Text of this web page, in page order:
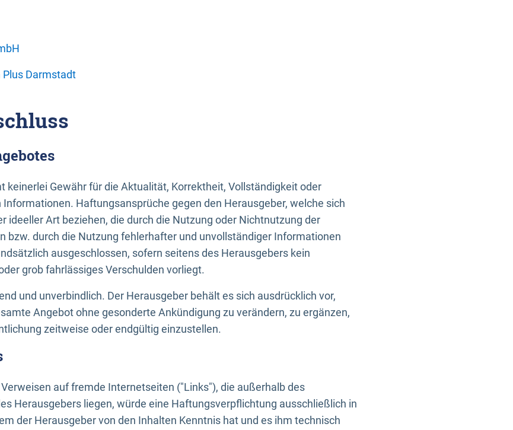
Plus Darmstadt
keinerlei Gewähr für die Aktualität, Korrektheit, Vollständigkeit oder
Haftungsansprüche gegen den Herausgeber, welche sich
ideeller Art beziehen, die durch die Nutzung oder Nichtnutzung der
bzw. durch die Nutzung fehlerhafter und unvollständiger Informationen
ausgeschlossen, sofern seitens des Herausgebers kein
grob fahrlässiges Verschulden vorliegt.
und unverbindlich. Der Herausgeber behält es sich ausdrücklich vor,
Angebot ohne gesonderte Ankündigung zu verändern, zu ergänzen,
zeitweise oder endgültig einzustellen.
auf fremde Internetseiten ("Links"), die außerhalb des
Herausgebers liegen, würde eine Haftungsverpflichtung ausschließlich in
der Herausgeber von den Inhalten Kenntnis hat und es ihm technisch